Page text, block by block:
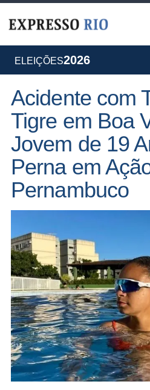
ELEIÇÕES2026
Acidente com
Tigre em Boa
Jovem de 19
Perna em
Pernambuco